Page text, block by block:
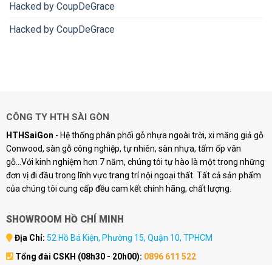
Hacked by CoupDeGrace
Hacked by CoupDeGrace
CÔNG TY HTH SÀI GÒN
HTHSaiGon - Hệ thống phân phối gỗ nhựa ngoài trời, xi măng giả gỗ
Conwood, sàn gỗ công nghiệp, tự nhiên, sàn nhựa, tấm ốp vân
gỗ...Với kinh nghiệm hơn 7 năm, chúng tôi tự hào là một trong những
đơn vị đi đầu trong lĩnh vực trang trí nội ngoại thất. Tất cả sản phẩm
của chúng tôi cung cấp đều cam kết chính hãng, chất lượng.
SHOWROOM HỒ CHÍ MINH
Địa Chỉ: 52 Hồ Bá Kiện, Phường 15, Quận 10, TPHCM
Tổng đài CSKH (08h30 - 20h00): 0896 611 522